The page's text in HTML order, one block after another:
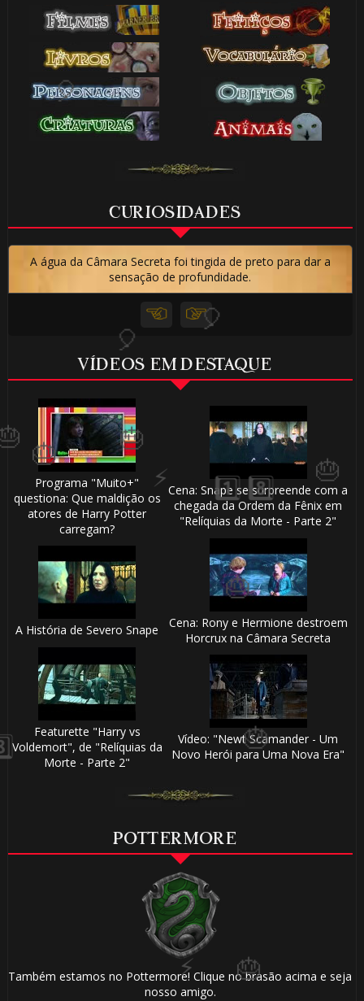
CURIOSIDADES
A água da Câmara Secreta foi tingida de preto para dar a
sensação de profundidade.
VÍDEOS EM DESTAQUE
Programa "Muito+"
questiona: Que maldição os
atores de Harry Potter
carregam?
Cena: Snape se surpreende com a
chegada da Ordem da Fênix em
"Relíquias da Morte - Parte 2"
A História de Severo Snape
Cena: Rony e Hermione destroem
Horcrux na Câmara Secreta
Featurette "Harry vs
Voldemort", de "Relíquias da
Morte - Parte 2"
Vídeo: "Newt Scamander - Um
Novo Herói para Uma Nova Era"
POTTERMORE
Também estamos no Pottermore! Clique no brasão acima e seja
nosso amigo.
🎂
🎈
1️⃣ 8️⃣
🎂
⚡